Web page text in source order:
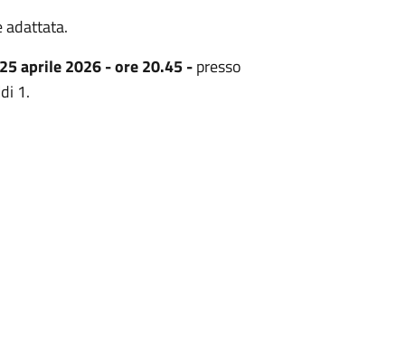
adattata.
aprile 2026 - ore 20.45 -presso
1.